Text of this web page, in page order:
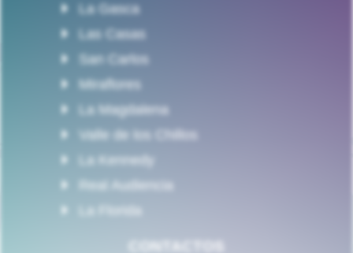
La Gasca
Las Casas
San Carlos
Miraflores
La Magdalena
Valle de los Chillos
La Kennedy
Real Audiencia
La Florida
CONTACTOS